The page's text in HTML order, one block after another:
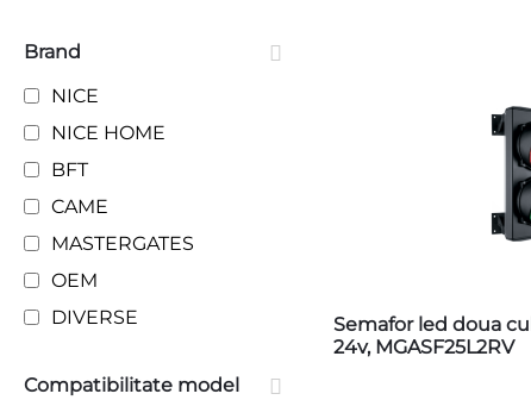
Brand
NICE
NICE HOME
BFT
CAME
MASTERGATES
OEM
DIVERSE
Compatibilitate model
Semafor led doua
24v, MGASF25L2RV